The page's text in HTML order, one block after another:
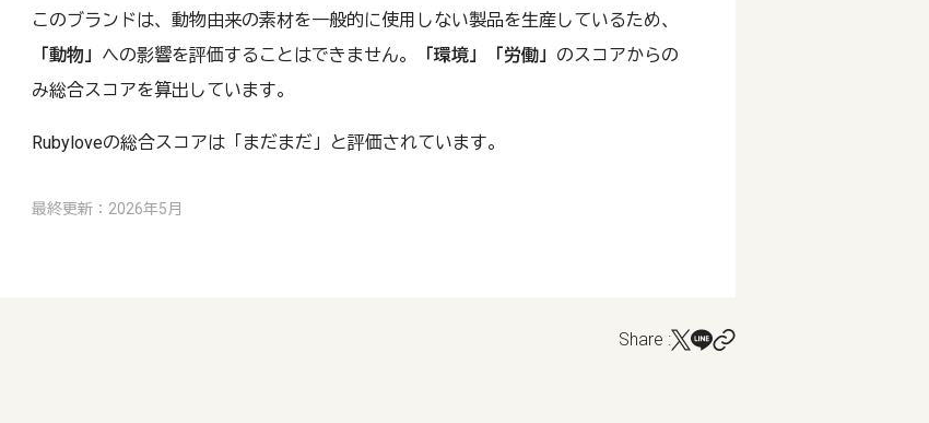
このブランドは、動物由来の素材を一般的に使用しない製品を生産しているため、
「動物」 への影響を評価することはできません。 「環境」 「労働」 のスコアからの
み総合スコアを算出しています。
Rubyloveの総合スコアは「まだまだ」と評価されています。
最終更新：2026年5月
Share :